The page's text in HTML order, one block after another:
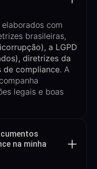
com
brasileiras,
, a LGPD
, diretrizes da
de compliance. A
legais e boas
na minha